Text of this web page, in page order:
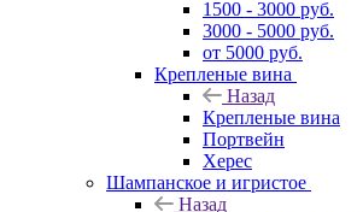
1500 - 3000 руб.
3000 - 5000 руб.
от 5000 руб.
Крепленые вина
Назад
Крепленые вина
Портвейн
Херес
Шампанское и игристое
Назад